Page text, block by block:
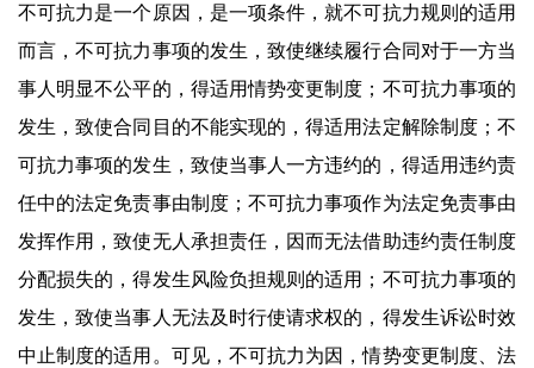
不可抗力是一个原因，是一项条件，就不可抗力规则的适用
而言，不可抗力事项的发生，致使继续履行合同对于一方当
事人明显不公平的，得适用情势变更制度；不可抗力事项的
发生，致使合同目的不能实现的，得适用法定解除制度；不
可抗力事项的发生，致使当事人一方违约的，得适用违约责
任中的法定免责事由制度；不可抗力事项作为法定免责事由
发挥作用，致使无人承担责任，因而无法借助违约责任制度
分配损失的，得发生风险负担规则的适用；不可抗力事项的
发生，致使当事人无法及时行使请求权的，得发生诉讼时效
中止制度的适用。可见，不可抗力为因，情势变更制度、法